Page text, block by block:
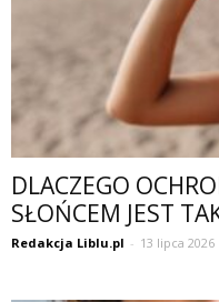
DLACZEGO
SŁOŃCEM JEST
Redakcja Liblu.pl - 13 lipca 2026